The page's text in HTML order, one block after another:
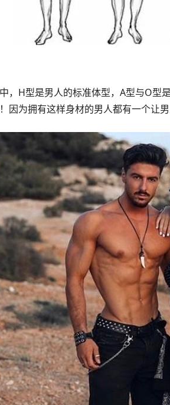
，H型是男人的标准体型，A型与O型
因为拥有这样身材的男人都有一个让